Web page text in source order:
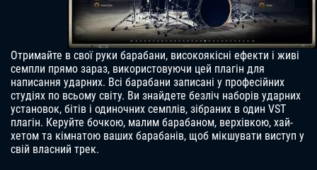
Отримайте в свої руки барабани, високоякісні ефекти і живі
семпли прямо зараз, використовуючи цей плагін для
написання ударних. Всі барабани записані у професійних
студіях по всьому світу. Ви знайдете безліч наборів ударних
установок, бітів і одиночних семплів, зібраних в один VST
плагін. Керуйте бочкою, малим барабаном, верхівкою, хай-
хетом та кімнатою ваших барабанів, щоб мікшувати виступ у
свій власний трек.